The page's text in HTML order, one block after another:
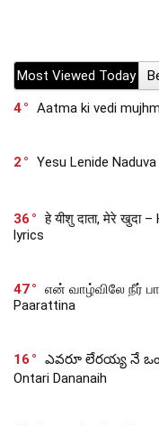
Most Viewed Today
4
Aatma ki vedi
2 Yesu Lenide
36
हे यीशु दाता, मेरे खुदा
lyrics
47
என் வாழ்விலே நீர்
Paarattina
16
ఎవరూ లేరయ్య నే
Ontari Dananaih